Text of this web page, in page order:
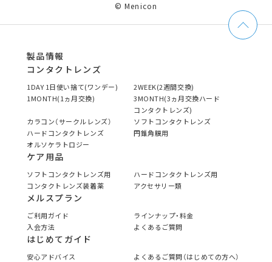
© Menicon
製品情報
コンタクトレンズ
1DAY 1日使い捨て(ワンデー)
2WEEK(2週間交換)
1MONTH(1ヵ月交換)
3MONTH(3ヵ月交換ハード
コンタクトレンズ)
カラコン（サークルレンズ）
ソフトコンタクトレンズ
ハードコンタクトレンズ
円錐角膜用
オルソケラトロジー
ケア用品
ソフトコンタクトレンズ用
ハードコンタクトレンズ用
コンタクトレンズ装着薬
アクセサリー類
メルスプラン
ご利用ガイド
ラインナップ・料金
入会方法
よくあるご質問
はじめてガイド
安心アドバイス
よくあるご質問（はじめての方へ）